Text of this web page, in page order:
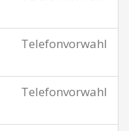
Telefonvorwahl
Telefonvorwahl